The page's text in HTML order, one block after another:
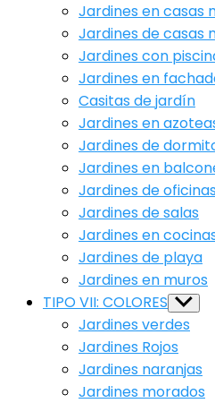
Jardines en casas
Jardines de casas
Jardines con
Jardines en
Casitas de jardín
Jardines en
Jardines de
Jardines en
Jardines de oficinas
Jardines de salas
Jardines en
Jardines de playa
Jardines en muros
TIPO VII: COLORES Show
sub
menu
Jardines verdes
Jardines Rojos
Jardines naranjas
Jardines morados